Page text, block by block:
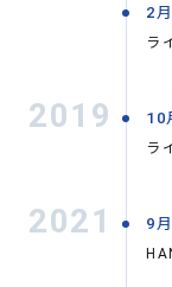
2月
ラ
2019 10
ラ
2021 9月